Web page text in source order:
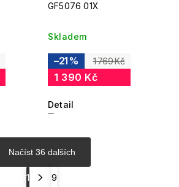
GF5076 01X
Skladem
1 769 Kč
–21 %
1 390 Kč
Detail
Načíst 36 dalších
1 9